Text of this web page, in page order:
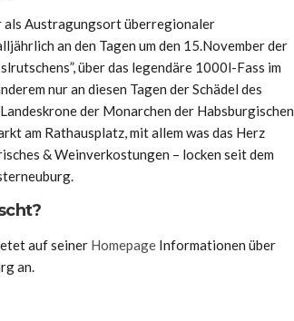
als Austragungsort überregionaler
an den Tagen um den 15.November der
über das legendäre 1000l-Fass im
nur an diesen Tagen der Schädel des
der Monarchen der Habsburgischen
am Rathausplatz, mit allem was das Herz
& Weinverkostungen – locken seit dem
auf seiner HomepageInformationen über
an.